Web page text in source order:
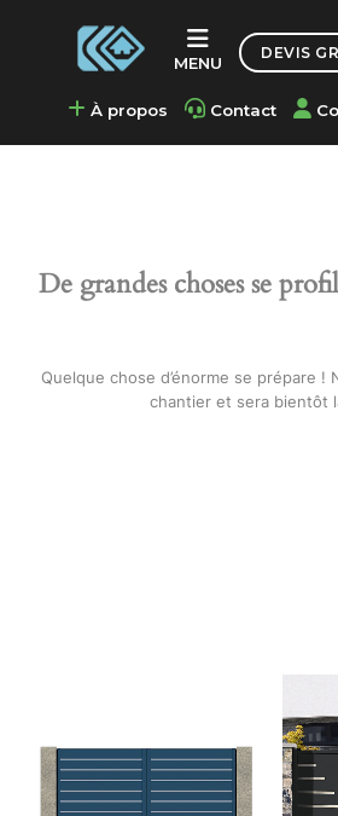
DEVIS
À propos Contact
Accueil
Portes et automatismes
, Portails
Portail ALPES
De grandes choses se
Quelque chose d’énorme se prépare
chantier et sera bientôt